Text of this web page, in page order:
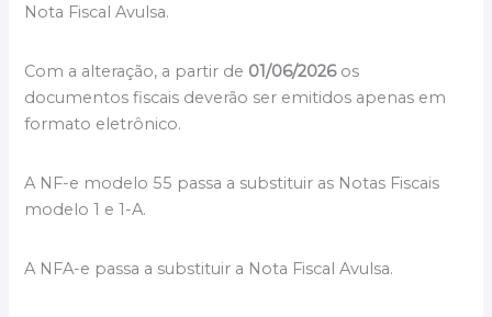
Nota Fiscal Avulsa.
Com a alteração, a partir de 01/06/2026os
documentos fiscais deverão ser emitidos apenas em
formato eletrônico.
A NF-e modelo 55 passa a substituir as Notas Fiscais
modelo 1 e 1-A.
A NFA-e passa a substituir a Nota Fiscal Avulsa.